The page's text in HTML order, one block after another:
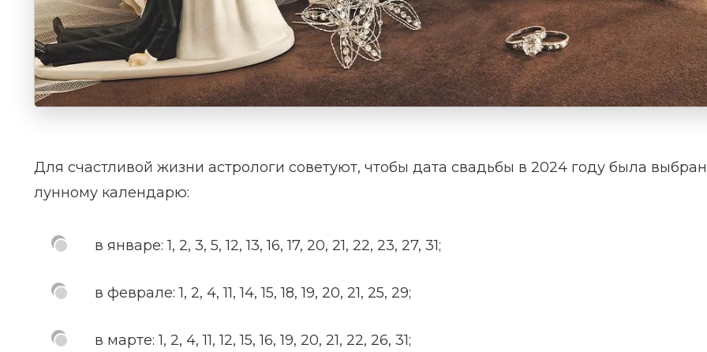
Для счастливой жизни астрологи советуют, чтобы дата свадьбы в 2024 году была
лунному календарю:
в январе: 1, 2, 3, 5, 12, 13, 16, 17, 20, 21, 22, 23, 27, 31;
в феврале: 1, 2, 4, 11, 14, 15, 18, 19, 20, 21, 25, 29;
в марте: 1, 2, 4, 11, 12, 15, 16, 19, 20, 21, 22, 26, 31;